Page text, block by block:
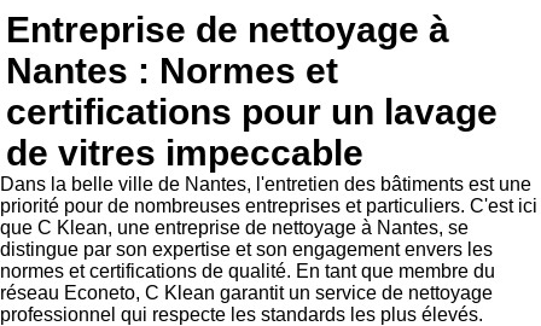
Entreprise de nettoyage à
Nantes : Normes et
certifications pour un lavage
de vitres impeccable
Dans la belle ville de Nantes, l'entretien des bâtiments est une
priorité pour de nombreuses entreprises et particuliers. C'est ici
que C Klean, une entreprise de nettoyage à Nantes, se
distingue par son expertise et son engagement envers les
normes et certifications de qualité. En tant que membre du
réseau Econeto, C Klean garantit un service de nettoyage
professionnel qui respecte les standards les plus élevés.